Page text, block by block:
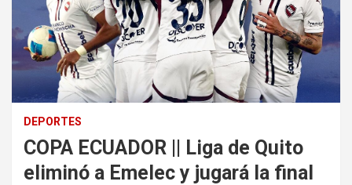
DEPORTES
COPA ECUADOR || Liga de Quito
eliminó a Emelec y jugará la final